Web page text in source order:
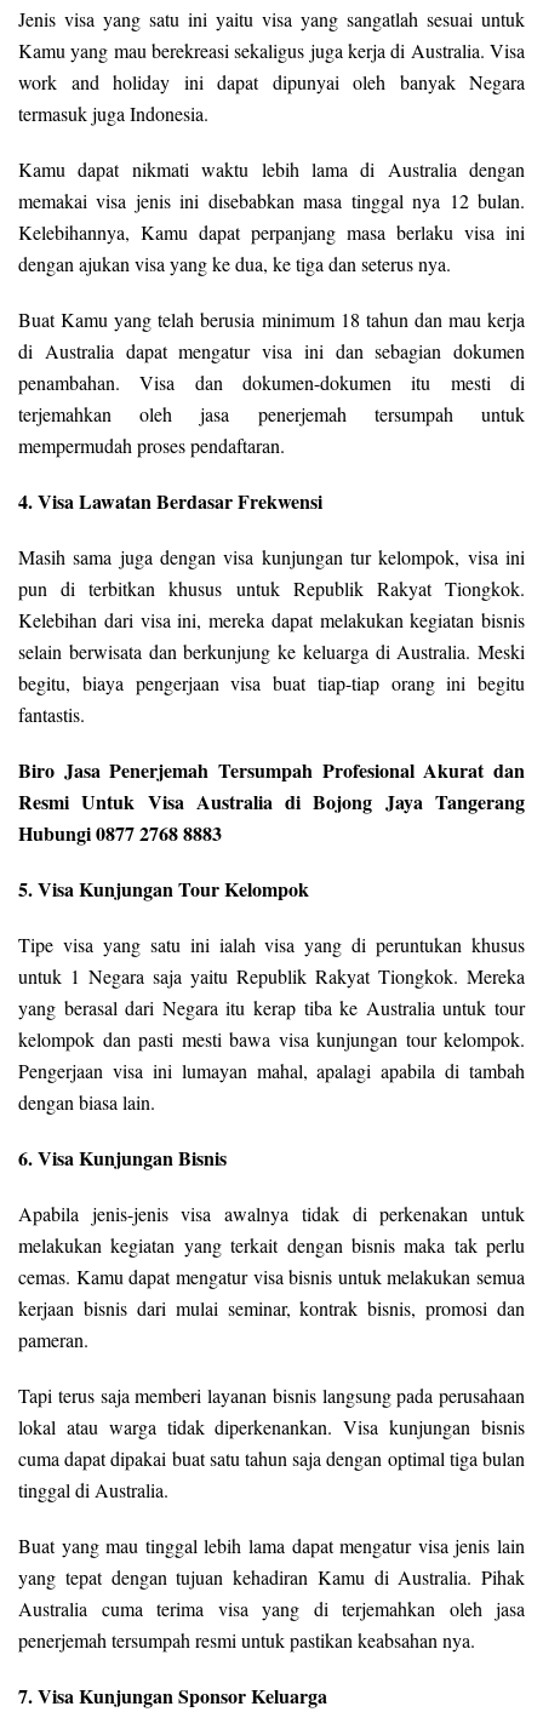
Jenis visa yang satu ini yaitu visa yang sangatlah sesuai untuk
Kamu yang mau berekreasi sekaligus juga kerja di Australia. Visa
work and holiday ini dapat dipunyai oleh banyak Negara
termasuk juga Indonesia.
Kamu dapat nikmati waktu lebih lama di Australia dengan
memakai visa jenis ini disebabkan masa tinggal nya 12 bulan.
Kelebihannya, Kamu dapat perpanjang masa berlaku visa ini
dengan ajukan visa yang ke dua, ke tiga dan seterus nya.
Buat Kamu yang telah berusia minimum 18 tahun dan mau kerja
di Australia dapat mengatur visa ini dan sebagian dokumen
penambahan. Visa dan dokumen-dokumen itu mesti di
terjemahkan oleh jasa penerjemah tersumpah untuk
mempermudah proses pendaftaran.
4. Visa Lawatan Berdasar Frekwensi
Masih sama juga dengan visa kunjungan tur kelompok, visa ini
pun di terbitkan khusus untuk Republik Rakyat Tiongkok.
Kelebihan dari visa ini, mereka dapat melakukan kegiatan bisnis
selain berwisata dan berkunjung ke keluarga di Australia. Meski
begitu, biaya pengerjaan visa buat tiap-tiap orang ini begitu
fantastis.
Biro Jasa Penerjemah Tersumpah Profesional Akurat dan
Resmi Untuk Visa Australia di Bojong Jaya Tangerang
Hubungi 0877 2768 8883
5. Visa Kunjungan Tour Kelompok
Tipe visa yang satu ini ialah visa yang di peruntukan khusus
untuk 1 Negara saja yaitu Republik Rakyat Tiongkok. Mereka
yang berasal dari Negara itu kerap tiba ke Australia untuk tour
kelompok dan pasti mesti bawa visa kunjungan tour kelompok.
Pengerjaan visa ini lumayan mahal, apalagi apabila di tambah
dengan biasa lain.
6. Visa Kunjungan Bisnis
Apabila jenis-jenis visa awalnya tidak di perkenakan untuk
melakukan kegiatan yang terkait dengan bisnis maka tak perlu
cemas. Kamu dapat mengatur visa bisnis untuk melakukan semua
kerjaan bisnis dari mulai seminar, kontrak bisnis, promosi dan
pameran.
Tapi terus saja memberi layanan bisnis langsung pada perusahaan
lokal atau warga tidak diperkenankan. Visa kunjungan bisnis
cuma dapat dipakai buat satu tahun saja dengan optimal tiga bulan
tinggal di Australia.
Buat yang mau tinggal lebih lama dapat mengatur visa jenis lain
yang tepat dengan tujuan kehadiran Kamu di Australia. Pihak
Australia cuma terima visa yang di terjemahkan oleh jasa
penerjemah tersumpah resmi untuk pastikan keabsahan nya.
7. Visa Kunjungan Sponsor Keluarga